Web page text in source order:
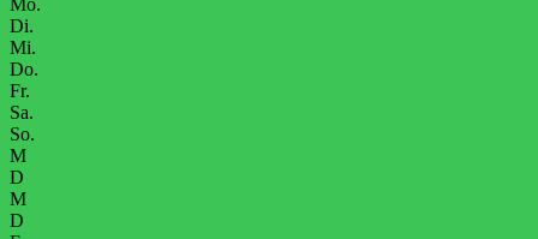
Mo.
Di.
Mi.
Do.
Fr.
Sa.
So.
M
D
M
D